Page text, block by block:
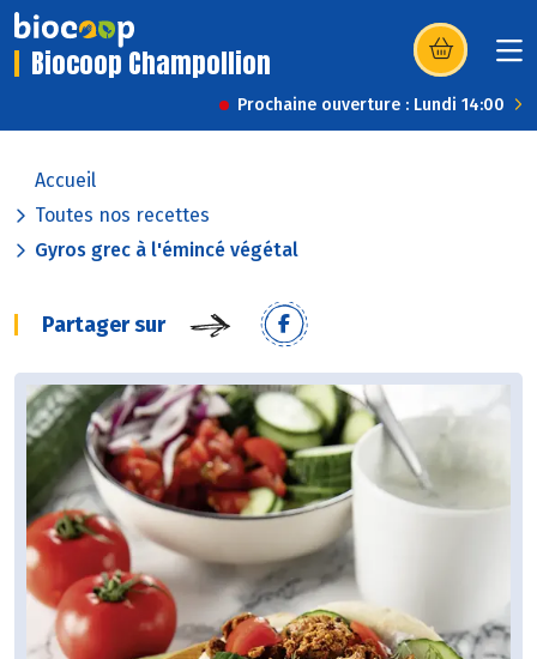
Biocoop Champollion (s’ouvre dans
Prochaine ouverture : Lundi 14:00
Accueil
Toutes nos recettes
Gyros grec à l'émincé végétal
Partager sur